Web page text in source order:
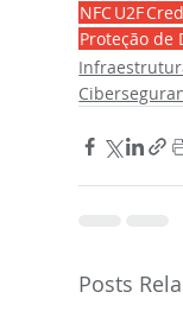
NFCU2F
Proteção de
Posts